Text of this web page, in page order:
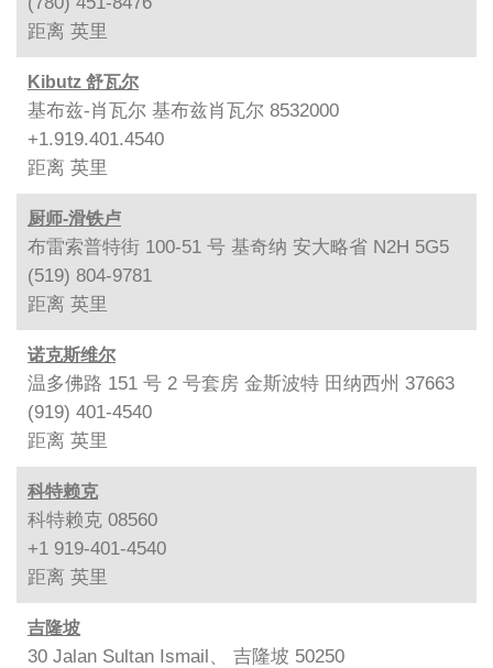
距离 英里
Kibutz 舒瓦尔
基布兹-肖瓦尔 基布兹肖瓦尔 8532000
+1.919.401.4540
距离 英里
厨师-滑铁卢
布雷索普特街 100-51 号 基奇纳 安大略省 N2H 5G5
(519) 804-9781
距离 英里
诺克斯维尔
温多佛路 151 号 2 号套房 金斯波特 田纳西州 37663
(919) 401-4540
距离 英里
科特赖克
科特赖克 08560
+1 919-401-4540
距离 英里
吉隆坡
30 Jalan Sultan Ismail、 吉隆坡 50250